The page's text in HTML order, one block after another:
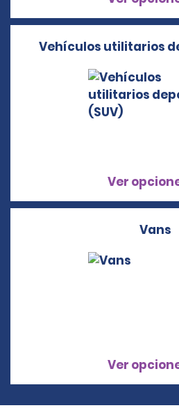
Vehículos utilitarios
Ver
Vans
Ver